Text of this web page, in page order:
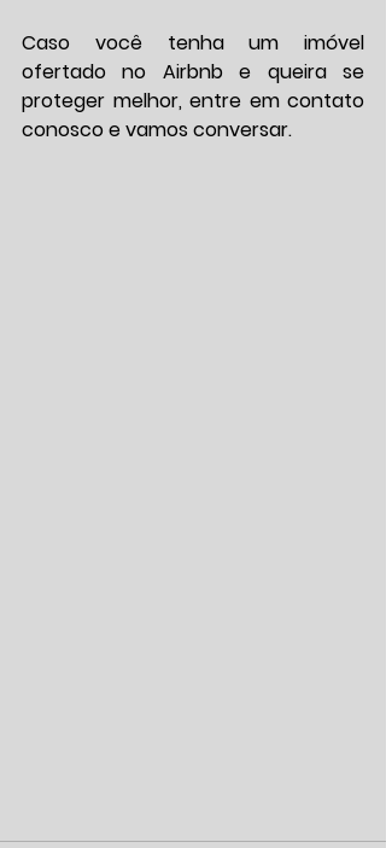
Caso você tenha um imóvel
ofertado no Airbnb e queira se
proteger melhor, entre em contato
conosco e vamos conversar.